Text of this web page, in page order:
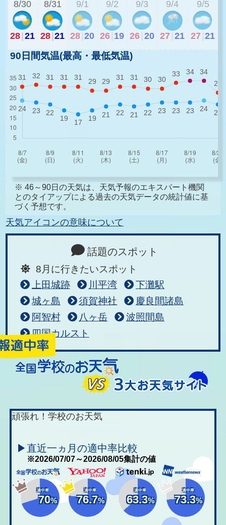
8/30
28|21
8/31
28|21
9/1
28 20
9/2
26 19
9/3
26 20
9/4
27 21
9/5
27 21
90日間気温(最高・最低気温)
※ 46～90日の天気は、天気予報のエキスパート機関
とのタイアップによる過去の天気データの統計値に基
づく予想です。
天気アイコンの意味について
話題のスポット
8月に行きたいスポット
上田城跡
川平湾
下灘駅
城ヶ島
須賀神社
慶良間諸島
阿智村
八ヶ岳
波照間島
四国カルスト
頑張れ！学校のお天気
▶直近一ヵ月の適中率比較
※2026/07/07～2026/08/05集計の値
適中率
70%
適中率
76.7%
適中率
63.3%
適中率
73.3%